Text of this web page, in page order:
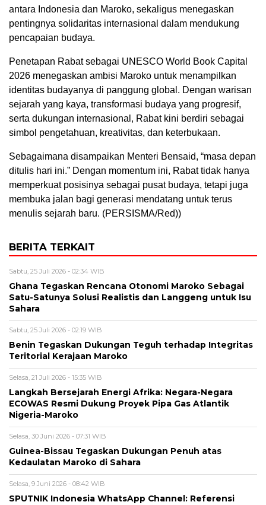
antara Indonesia dan Maroko, sekaligus menegaskan
pentingnya solidaritas internasional dalam mendukung
pencapaian budaya.
Penetapan Rabat sebagai UNESCO World Book Capital
2026 menegaskan ambisi Maroko untuk menampilkan
identitas budayanya di panggung global. Dengan warisan
sejarah yang kaya, transformasi budaya yang progresif,
serta dukungan internasional, Rabat kini berdiri sebagai
simbol pengetahuan, kreativitas, dan keterbukaan.
Sebagaimana disampaikan Menteri Bensaid, “masa depan
ditulis hari ini.” Dengan momentum ini, Rabat tidak hanya
memperkuat posisinya sebagai pusat budaya, tetapi juga
membuka jalan bagi generasi mendatang untuk terus
menulis sejarah baru. (PERSISMA/Red))
BERITA TERKAIT
Sabtu, 25 Juli 2026 - 02:34 WIB
Ghana Tegaskan Rencana Otonomi Maroko Sebagai
Satu-Satunya Solusi Realistis dan Langgeng untuk Isu
Sahara
Sabtu, 25 Juli 2026 - 02:19 WIB
Benin Tegaskan Dukungan Teguh terhadap Integritas
Teritorial Kerajaan Maroko
Selasa, 21 Juli 2026 - 15:35 WIB
Langkah Bersejarah Energi Afrika: Negara-Negara
ECOWAS Resmi Dukung Proyek Pipa Gas Atlantik
Nigeria-Maroko
Selasa, 30 Juni 2026 - 07:31 WIB
Guinea-Bissau Tegaskan Dukungan Penuh atas
Kedaulatan Maroko di Sahara
Selasa, 9 Juni 2026 - 08:42 WIB
SPUTNIK Indonesia WhatsApp Channel: Referensi